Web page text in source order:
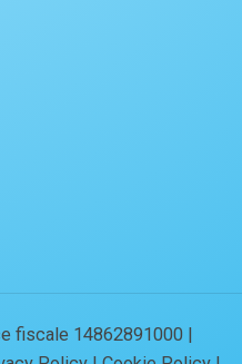
fiscale 14862891000 |